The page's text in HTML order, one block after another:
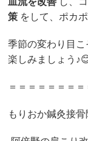
策 をして、ポカ
季節の変わり目
楽しみましょう
＝＝＝＝＝＝＝
もりおか鍼灸接骨